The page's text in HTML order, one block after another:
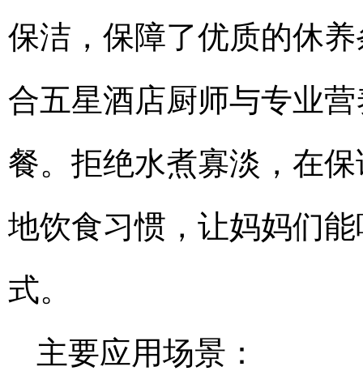
保洁，保障了优质的休
合五星酒店厨师与专业
餐。拒绝水煮寡淡，在
地饮食习惯，让妈妈们
式。
主要应用场景：